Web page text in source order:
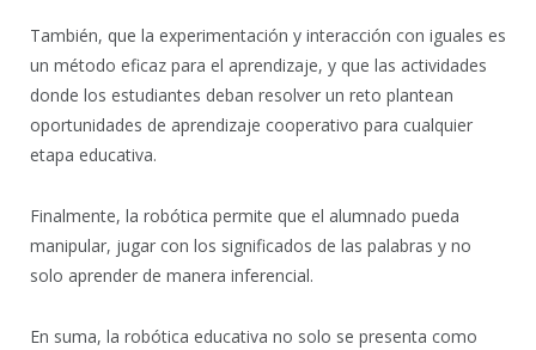
También, que la experimentación y interacción con iguales es
un método eficaz para el aprendizaje, y que las actividades
donde los estudiantes deban resolver un reto plantean
oportunidades de aprendizaje cooperativo para cualquier
etapa educativa.
Finalmente, la robótica permite que el alumnado pueda
manipular, jugar con los significados de las palabras y no
solo aprender de manera inferencial.
En suma, la robótica educativa no solo se presenta como